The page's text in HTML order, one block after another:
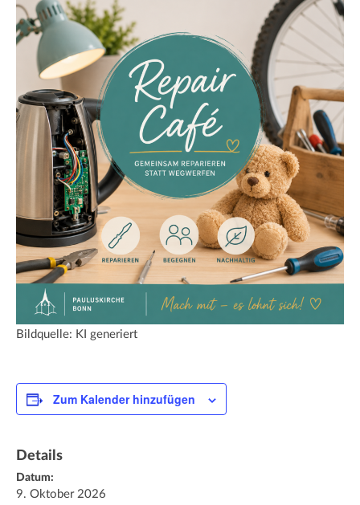
Bildquelle: KI generiert
Zum Kalender hinzufügen
Details
Datum:
9. Oktober 2026